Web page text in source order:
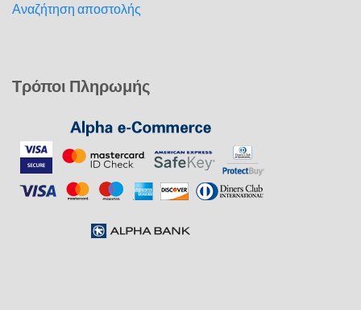
Αναζήτηση αποστολής
Τρόποι Πληρωμής